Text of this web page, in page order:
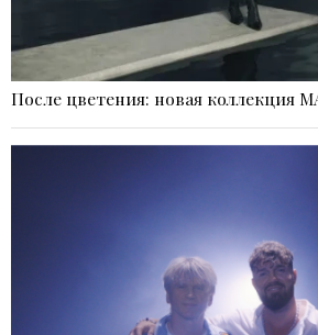
После цветения: новая коллекция